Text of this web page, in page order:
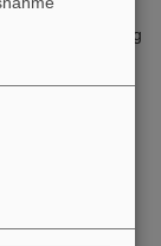
Besuchs von
für Bildung
Die
und Jörg
FAIR,